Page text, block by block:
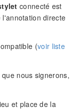
connecté est
directe
(voir liste
nous signerons,
et place de la